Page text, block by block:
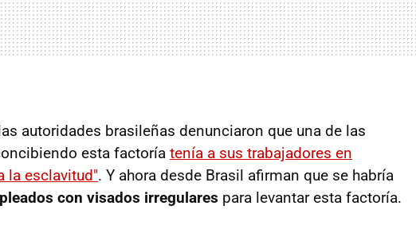
autoridades brasileñas denunciaron que una de las
esta factoría tenía a sus trabajadores en
la esclavitud". Y ahora desde Brasil afirman que se habría
con visados irregulares para levantar esta factoría.